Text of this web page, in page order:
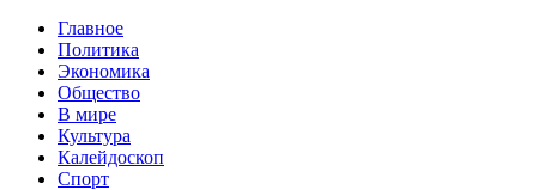
Главное
Политика
Экономика
Общество
В мире
Культура
Калейдоскоп
Спорт